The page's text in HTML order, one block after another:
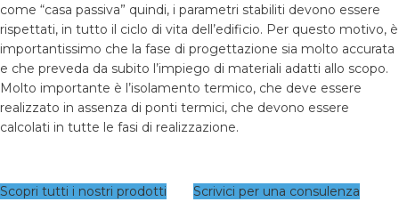
come “casa passiva” quindi, i parametri stabiliti devono essere
rispettati, in tutto il ciclo di vita dell’edificio. Per questo motivo, è
importantissimo che la fase di progettazione sia molto accurata
e che preveda da subito l’impiego di materiali adatti allo scopo.
Molto importante è l’isolamento termico, che deve essere
realizzato in assenza di ponti termici, che devono essere
calcolati in tutte le fasi di realizzazione.
Scopri tutti i nostri prodotti Scrivici per una consulenza